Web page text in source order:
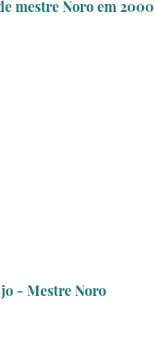
mestre Noro em 2000
- Mestre Noro